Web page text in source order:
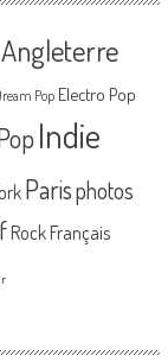
Angleterre
Pop Electro Pop
Indie
Parisphotos
Rock Français